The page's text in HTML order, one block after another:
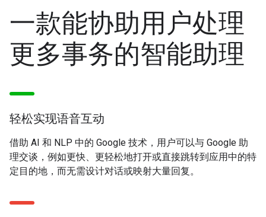
一款能协助用户处理
更多事务的智能助理
轻松实现语音互动
借助 AI 和 NLP 中的 Google 技术，用户可以与 Google 助
理交谈，例如更快、更轻松地打开或直接跳转到应用中的特
定目的地，而无需设计对话或映射大量回复。